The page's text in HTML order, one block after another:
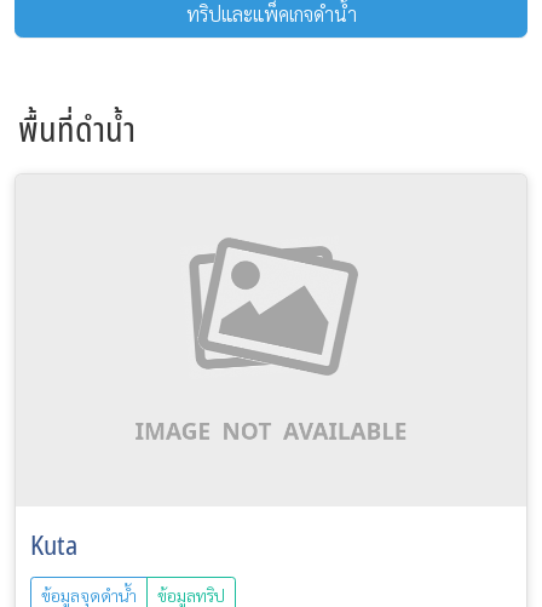
ทริปและแพ็คเกจดำน้ำ
พื้นที่ดำน้ำ
Kuta
ข้อมูลจุดดำน้ำ ข้อมูลทริป